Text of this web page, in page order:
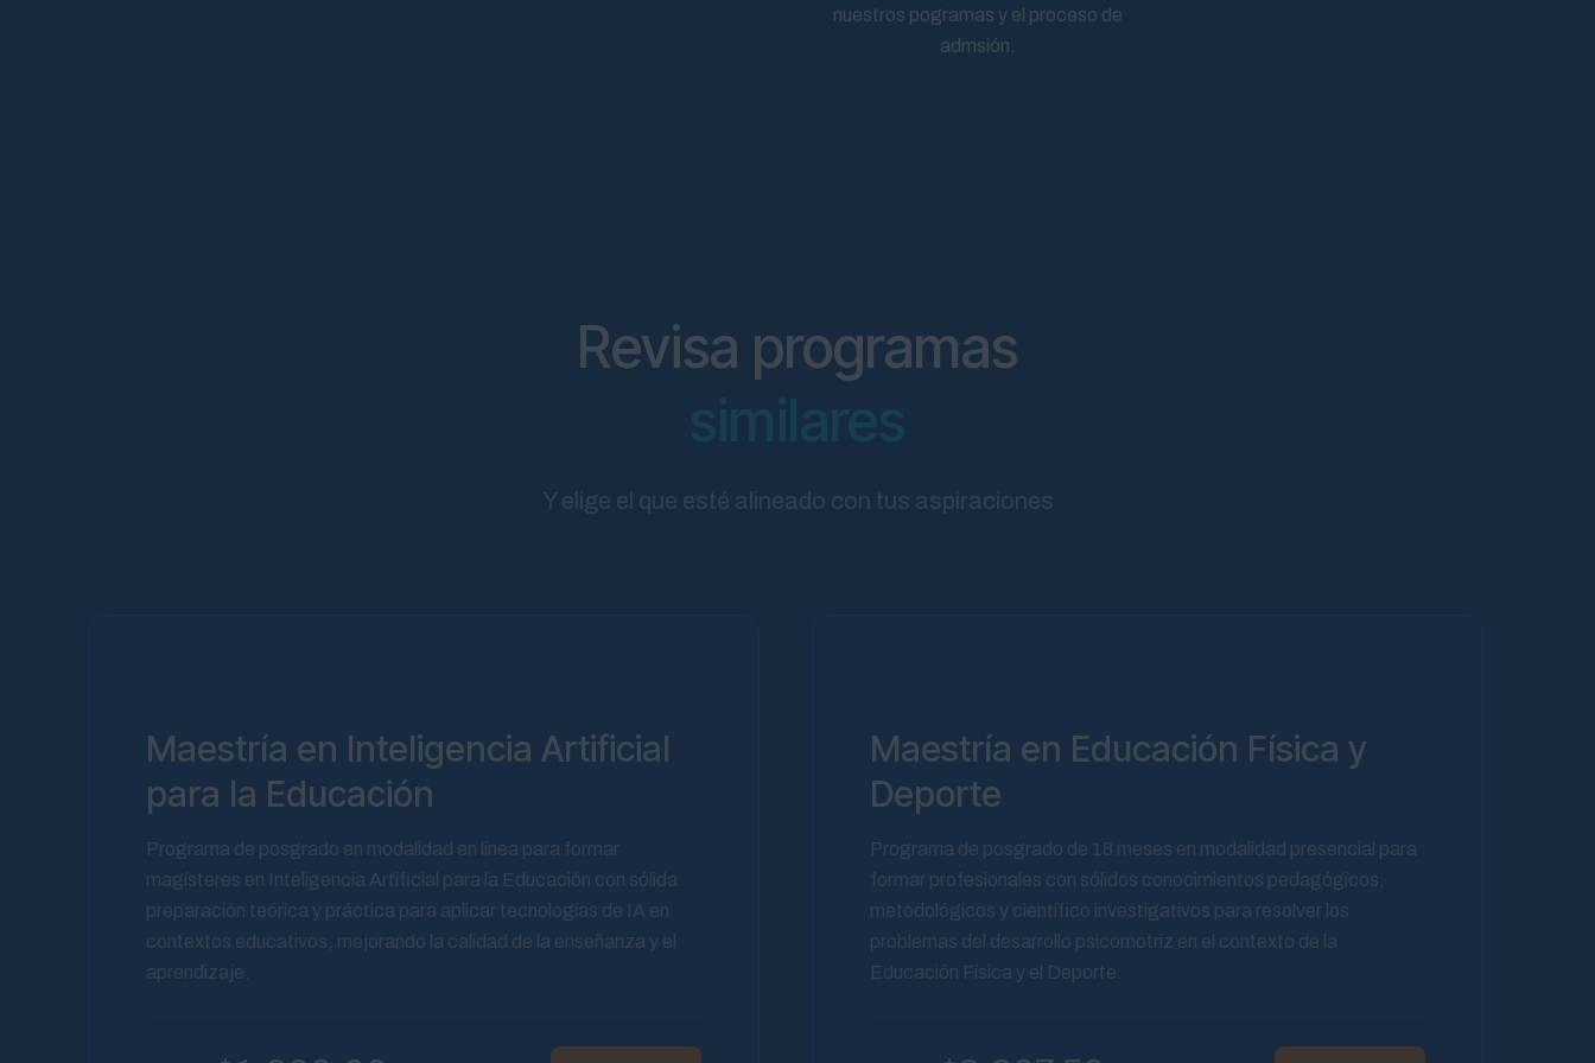
nuestros pogramas y el proceso de
admsión.
Revisa programas
Y elige el que esté alineado con tus aspiraciones
Maestría en Inteligencia Artificial
para la Educación
Programa de posgrado en modalidad en línea para formar
magísteres en Inteligencia Artificial para la Educación con sólida
preparación teórica y práctica para aplicar tecnologías de IA en
contextos educativos, mejorando la calidad de la enseñanza y el
aprendizaje.
Maestría en Educación Física y
Deporte
Programa de posgrado de 18 meses en modalidad presencial para
formar profesionales con sólidos conocimientos pedagógicos,
metodológicos y científico investigativos para resolver los
problemas del desarrollo psicomotriz en el contexto de la
Educación Física y el Deporte.